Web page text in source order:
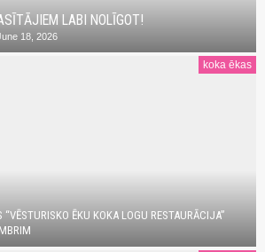
LABI NOLĪGOT!
18, 2026
koka ēkas
ĒKU KOKA LOGU RESTAURĀCIJA”